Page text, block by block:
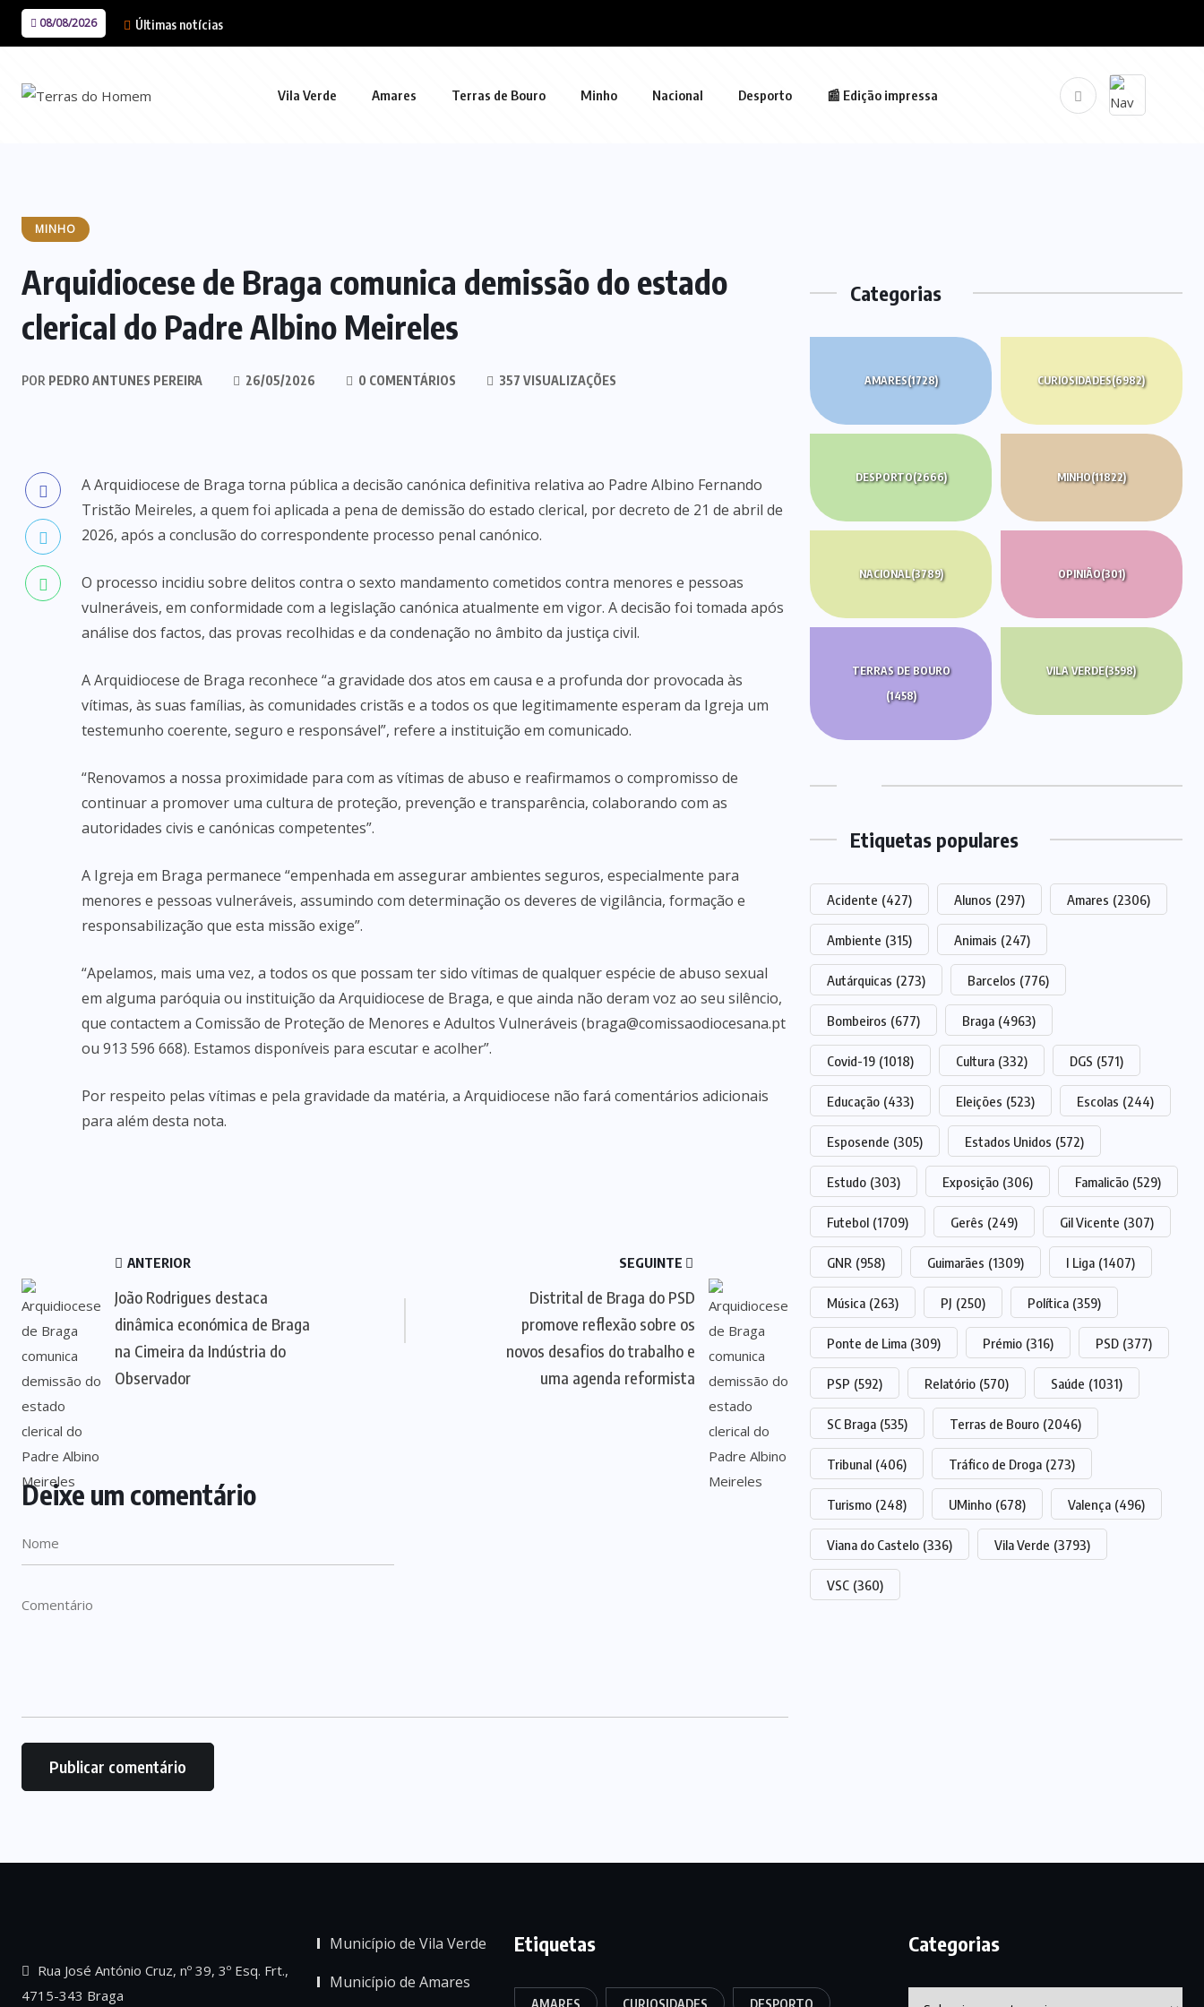
08/08/2026 Últimas notícias
Vila Verde Amares Terras de Bouro Minho Nacional Desporto 📰 Edição impressa
MINHO
Arquidiocese de Braga comunica demissão do estado
clerical do Padre Albino Meireles
POR PEDRO ANTUNES PEREIRA 26/05/2026 0 COMENTÁRIOS 357 VISUALIZAÇÕES
A Arquidiocese de Braga torna pública a decisão canónica definitiva relativa ao Padre Albino Fernando
Tristão Meireles, a quem foi aplicada a pena de demissão do estado clerical, por decreto de 21 de abril de
2026, após a conclusão do correspondente processo penal canónico.
O processo incidiu sobre delitos contra o sexto mandamento cometidos contra menores e pessoas
vulneráveis, em conformidade com a legislação canónica atualmente em vigor. A decisão foi tomada após
análise dos factos, das provas recolhidas e da condenação no âmbito da justiça civil.
A Arquidiocese de Braga reconhece “a gravidade dos atos em causa e a profunda dor provocada às
vítimas, às suas famílias, às comunidades cristãs e a todos os que legitimamente esperam da Igreja um
testemunho coerente, seguro e responsável”, refere a instituição em comunicado.
“Renovamos a nossa proximidade para com as vítimas de abuso e reafirmamos o compromisso de
continuar a promover uma cultura de proteção, prevenção e transparência, colaborando com as
autoridades civis e canónicas competentes”.
A Igreja em Braga permanece “empenhada em assegurar ambientes seguros, especialmente para
menores e pessoas vulneráveis, assumindo com determinação os deveres de vigilância, formação e
responsabilização que esta missão exige”.
“Apelamos, mais uma vez, a todos os que possam ter sido vítimas de qualquer espécie de abuso sexual
em alguma paróquia ou instituição da Arquidiocese de Braga, e que ainda não deram voz ao seu silêncio,
que contactem a Comissão de Proteção de Menores e Adultos Vulneráveis (braga@comissaodiocesana.pt
ou 913 596 668). Estamos disponíveis para escutar e acolher”.
Por respeito pelas vítimas e pela gravidade da matéria, a Arquidiocese não fará comentários adicionais
para além desta nota.
ANTERIOR
João Rodrigues destaca
dinâmica económica de Braga
na Cimeira da Indústria do
Observador
SEGUINTE
Distrital de Braga do PSD
promove reflexão sobre os
novos desafios do trabalho e
uma agenda reformista
Deixe um comentário
Categorias
AMARES(1728) CURIOSIDADES(6982)
DESPORTO(2666) MINHO(11822)
NACIONAL(3789) OPINIÃO(301)
TERRAS DE BOURO
(1458)
VILA VERDE(3598)
Etiquetas populares
Acidente (427) Alunos (297) Amares (2306)
Ambiente (315) Animais (247)
Autárquicas (273) Barcelos (776)
Bombeiros (677) Braga (4963)
Covid-19 (1018) Cultura (332) DGS (571)
Educação (433) Eleições (523) Escolas (244)
Esposende (305) Estados Unidos (572)
Estudo (303) Exposição (306) Famalicão (529)
Futebol (1709) Gerês (249) Gil Vicente (307)
GNR (958) Guimarães (1309) I Liga (1407)
Música (263) PJ (250) Política (359)
Ponte de Lima (309) Prémio (316) PSD (377)
PSP (592) Relatório (570) Saúde (1031)
SC Braga (535) Terras de Bouro (2046)
Tribunal (406) Tráfico de Droga (273)
Turismo (248) UMinho (678) Valença (496)
Viana do Castelo (336) Vila Verde (3793)
VSC (360)
Rua José António Cruz, nº 39, 3º Esq. Frt.,
4715-343 Braga
Município de Vila Verde
Município de Amares
Etiquetas
AMARES CURIOSIDADES DESPORTO
Categorias